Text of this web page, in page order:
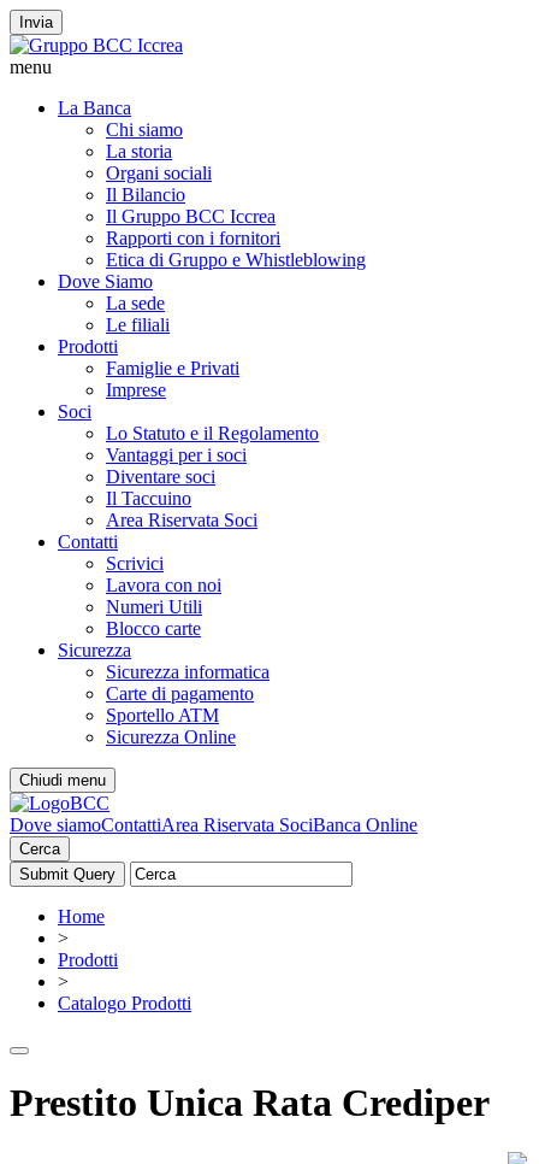
Invia
menu
La Banca
Chi siamo
La storia
Organi sociali
Il Bilancio
Il Gruppo BCC Iccrea
Rapporti con i fornitori
Etica di Gruppo e Whistleblowing
Dove Siamo
La sede
Le filiali
Prodotti
Famiglie e Privati
Imprese
Soci
Lo Statuto e il Regolamento
Vantaggi per i soci
Diventare soci
Il Taccuino
Area Riservata Soci
Contatti
Scrivici
Lavora con noi
Numeri Utili
Blocco carte
Sicurezza
Sicurezza informatica
Carte di pagamento
Sportello ATM
Sicurezza Online
Chiudi menu
Dove siamoContattiArea Riservata SociBanca Online
Cerca
Home
>
Prodotti
>
Catalogo Prodotti
Prestito Unica Rata Crediper